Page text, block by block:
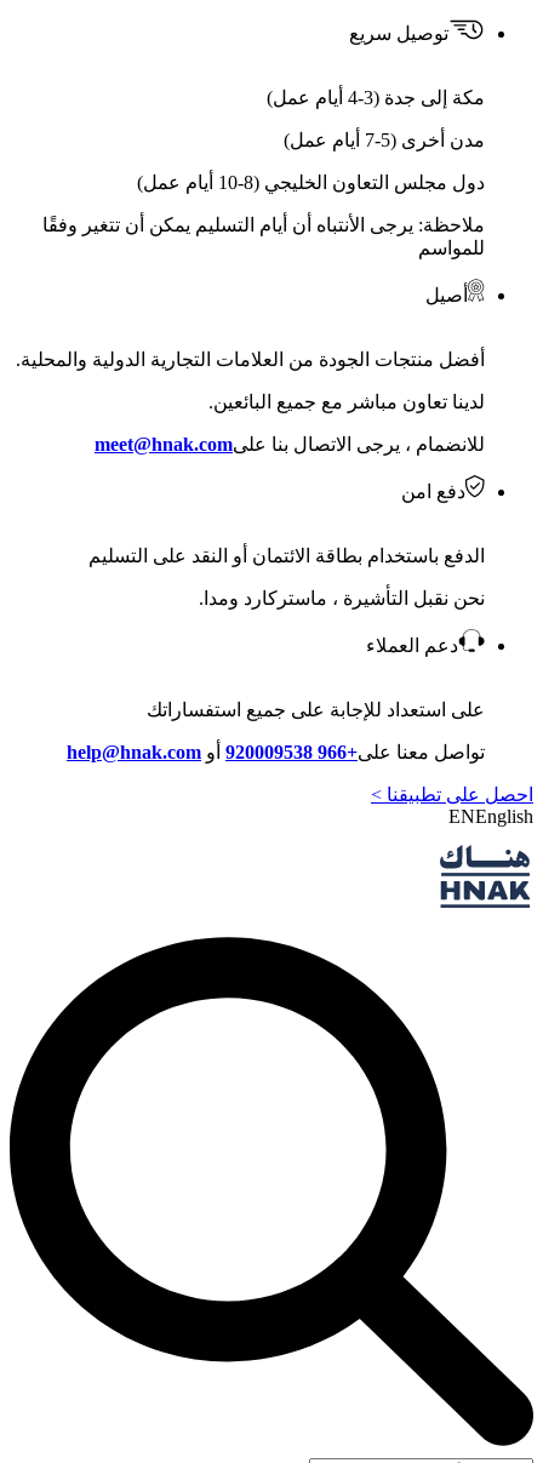
توصيل سريع
مكة إلى جدة (3-4 أيام عمل)
مدن أخرى (5-7 أيام عمل)
دول مجلس التعاون الخليجي (8-10 أيام عمل)
ملاحظة: يرجى الأنتباه أن أيام التسليم يمكن أن تتغير وفقًا
للمواسم
أصيل
أفضل منتجات الجودة من العلامات التجارية الدولية والمحلية.
لدينا تعاون مباشر مع جميع البائعين.
للانضمام ، يرجى الاتصال بنا علىmeet@hnak.com
دفع امن
الدفع باستخدام بطاقة الائتمان أو النقد على التسليم
نحن نقبل التأشيرة ، ماستركارد ومدا.
دعم العملاء
على استعداد للإجابة على جميع استفساراتك
تواصل معنا على+966 920009538 أو help@hnak.com
احصل على تطبيقنا >
ENEnglish